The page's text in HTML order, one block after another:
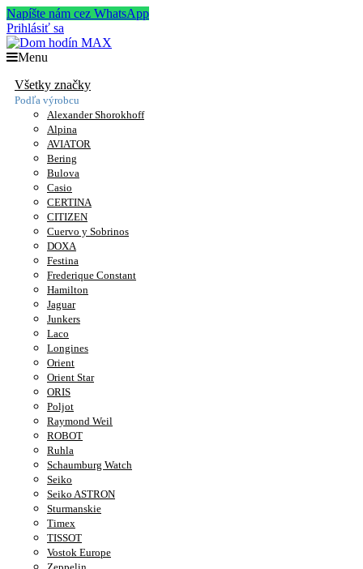
Napíšte nám cez WhatsApp
Prihlásiť sa
Menu
Všetky značky
Podľa výrobcu
Alexander Shorokhoff
Alpina
AVIATOR
Bering
Bulova
Casio
CERTINA
CITIZEN
Cuervo y Sobrinos
DOXA
Festina
Frederique Constant
Hamilton
Jaguar
Junkers
Laco
Longines
Orient
Orient Star
ORIS
Poljot
Raymond Weil
ROBOT
Ruhla
Schaumburg Watch
Seiko
Seiko ASTRON
Sturmanskie
Timex
TISSOT
Vostok Europe